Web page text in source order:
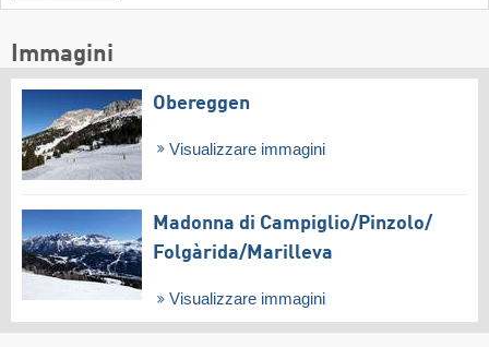
Immagini
Obereggen
Visualizzare immagini
Madonna di Campiglio/​Pinzolo/​
Folgàrida/​Marilleva
Visualizzare immagini